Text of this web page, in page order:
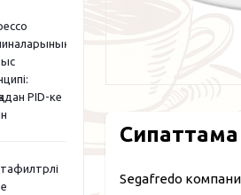
PID-ке
Сипаттама
Segafredo